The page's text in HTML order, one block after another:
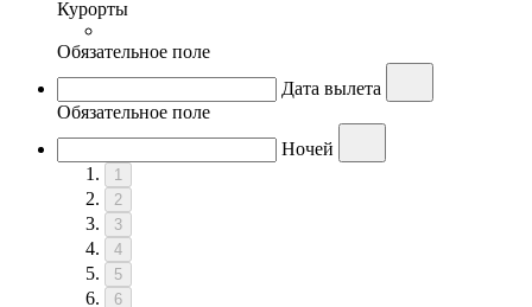
Курорты
Обязательное поле
Дата вылета
Обязательное поле
Ночей
1
2
3
4
5
6